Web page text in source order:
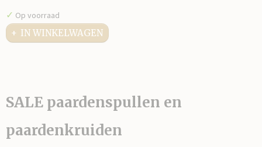
✓ Op voorraad
IN WINKELWAGEN
SALE paardenspullen en
paardenkruiden